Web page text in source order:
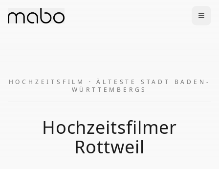
HOCHZEITSFILM ·ÄLTESTE STADT BADEN-
WÜRTTEMBERGS
Hochzeitsfilmer
Rottweil